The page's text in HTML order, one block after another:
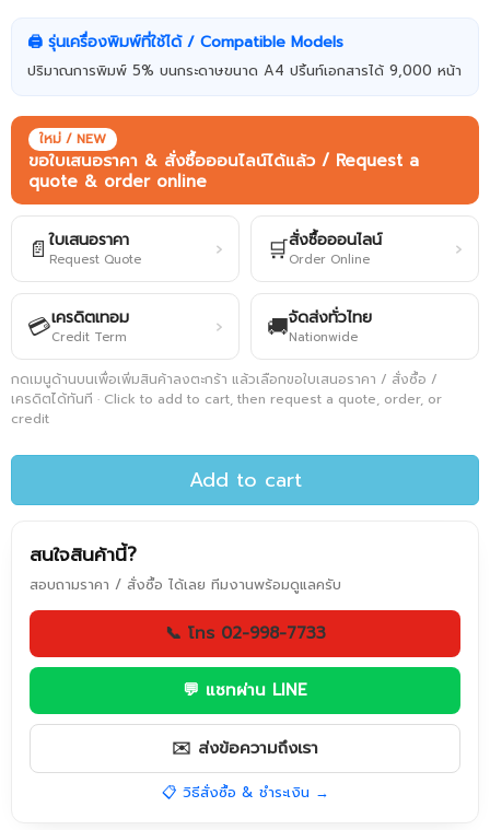
🖨️ รุ่นเครื่องพิมพ์ที่ใช้ได้ / Compatible Models
ปริมาณการพิมพ์ 5% บนกระดาษขนาด A4 ปริ้นท์เอกสารได้ 9,000 หน้า
ใหม่ / NEW
ขอใบเสนอราคา & สั่งซื้อออนไลน์ได้แล้ว / Request a
quote & order online
📄 ใบเสนอราคา
Request Quote › 🛒สั่งซื้อออนไลน์
Order Online ›
💳เครดิตเทอม
Credit Term › 🚚จัดส่งทั่วไทย
Nationwide
กดเมนูด้านบนเพื่อเพิ่มสินค้าลงตะกร้า แล้วเลือกขอใบเสนอราคา / สั่งซื้อ /
เครดิตได้ทันที · Click to add to cart, then request a quote, order, or
credit
Add to cart
สนใจสินค้านี้?
สอบถามราคา / สั่งซื้อ ได้เลย ทีมงานพร้อมดูแลครับ
📞 โทร 02-998-7733
💬 แชทผ่าน LINE
✉️ ส่งข้อความถึงเรา
📋 วิธีสั่งซื้อ & ชำระเงิน →